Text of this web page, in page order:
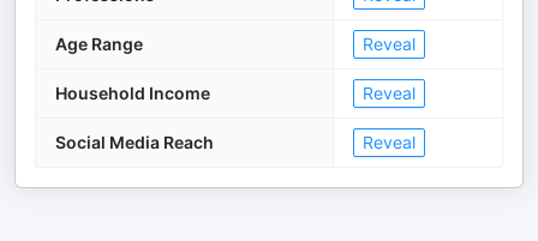
Age Range Reveal
Household Income Reveal
Social Media Reach Reveal